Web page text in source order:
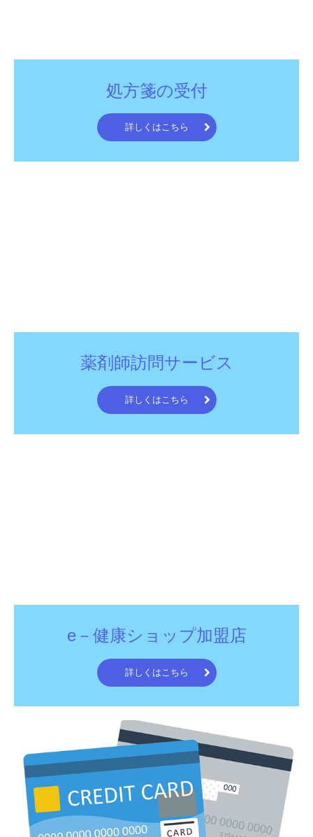
処方箋の受付
詳しくはこちら
薬剤師訪問サービス
詳しくはこちら
e－健康ショップ加盟店
詳しくはこちら